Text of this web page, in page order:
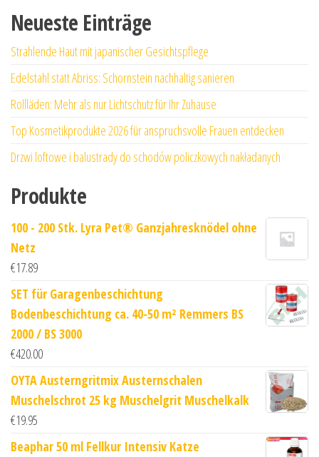
Neueste Einträge
Strahlende Haut mit japanischer Gesichtspflege
Edelstahl statt Abriss: Schornstein nachhaltig sanieren
Rollläden: Mehr als nur Lichtschutz für Ihr Zuhause
Top Kosmetikprodukte 2026 für anspruchsvolle Frauen entdecken
Drzwi loftowe i balustrady do schodów policzkowych nakładanych
Produkte
100 - 200 Stk. Lyra Pet® Ganzjahresknödel ohne
Netz
€17.89
SET für Garagenbeschichtung
Bodenbeschichtung ca. 40-50 m² Remmers BS
2000 / BS 3000
€420.00
OYTA Austerngritmix Austernschalen
Muschelschrot 25 kg Muschelgrit Muschelkalk
€19.95
Beaphar 50 ml Fellkur Intensiv Katze